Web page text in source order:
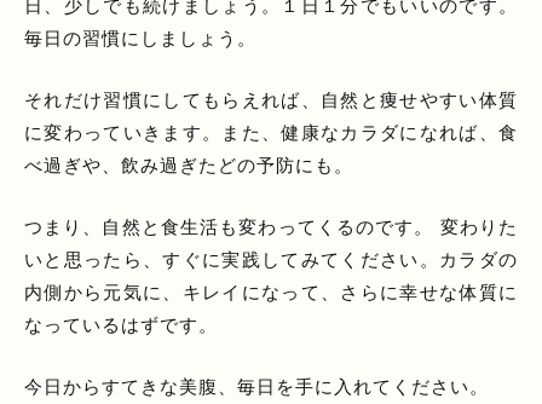
日、少しでも続けましょう。１日１分でもいいのです。
毎日の習慣にしましょう。
それだけ習慣にしてもらえれば、自然と痩せやすい体質
に変わっていきます。また、健康なカラダになれば、食
べ過ぎや、飲み過ぎたどの予防にも。
つまり、自然と食生活も変わってくるのです。 変わりた
いと思ったら、すぐに実践してみてください。カラダの
内側から元気に、キレイになって、さらに幸せな体質に
なっているはずです。
今日からすてきな美腹、毎日を手に入れてください。